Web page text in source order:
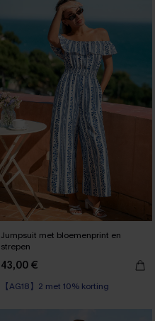
Jumpsuit met bloemenprint en
strepen
43,00 €
【AG18】2 met 10% korting